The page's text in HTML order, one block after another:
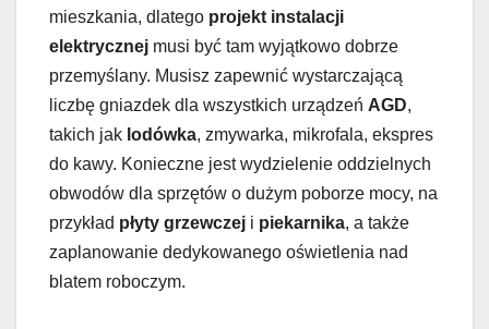
mieszkania, dlatego projekt instalacji
elektrycznej musi być tam wyjątkowo dobrze
przemyślany. Musisz zapewnić wystarczającą
liczbę gniazdek dla wszystkich urządzeń AGD,
takich jak lodówka, zmywarka, mikrofala, ekspres
do kawy. Konieczne jest wydzielenie oddzielnych
obwodów dla sprzętów o dużym poborze mocy, na
przykład płyty grzewczej i piekarnika, a także
zaplanowanie dedykowanego oświetlenia nad
blatem roboczym.